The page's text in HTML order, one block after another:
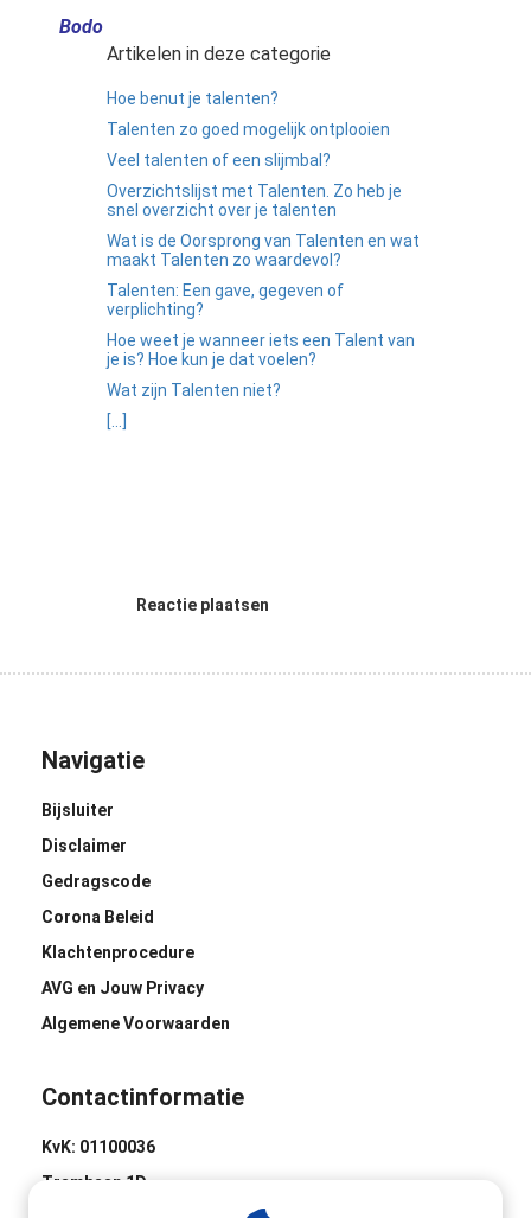
Bodo
Artikelen in deze categorie
Hoe benut je talenten?
Talenten zo goed mogelijk ontplooien
Veel talenten of een slijmbal?
Overzichtslijst met Talenten. Zo heb je
snel overzicht over je talenten
Wat is de Oorsprong van Talenten en wat
maakt Talenten zo waardevol?
Talenten: Een gave, gegeven of
verplichting?
Hoe weet je wanneer iets een Talent van
je is? Hoe kun je dat voelen?
Wat zijn Talenten niet?
[...]
Reactie plaatsen
Navigatie
Bijsluiter
Disclaimer
Gedragscode
Corona Beleid
Klachtenprocedure
AVG en Jouw Privacy
Algemene Voorwaarden
Contactinformatie
KvK: 01100036
Trambaan 1D